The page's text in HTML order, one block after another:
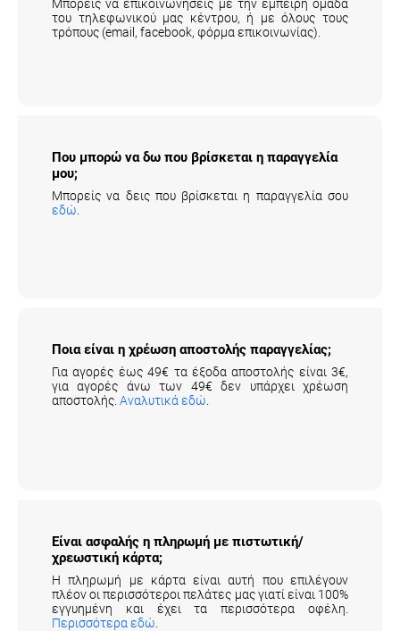
τρόπους (email, facebook, φόρμα επικοινωνίας).
παραγγελία μου;
Μπορείς να δεις που βρίσκεται η παραγγελία σου
εδώ.
Για αγορές έως 49€ τα έξοδα αποστολής είναι 3€,
για αγορές άνω των 49€ δεν υπάρχει χρέωση
αποστολής.
Αναλυτικά εδώ.
χρεωστική κάρτα;
Η πληρωμή με κάρτα είναι αυτή που επιλέγουν
πλέον οι περισσότεροι πελάτες μας γιατί είναι 100%
εγγυημένη και έχει τα περισσότερα οφέλη.
Περισσότερα εδώ